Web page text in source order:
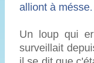
alliont à mésse.
Un loup qui
surveillait